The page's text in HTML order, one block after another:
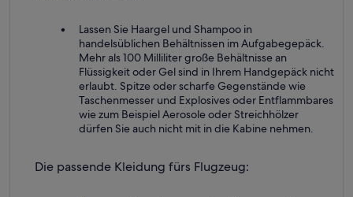
Lassen Sie Haargel und Shampoo in
handelsüblichen Behältnissen im Aufgabegepäck.
Mehr als 100 Milliliter große Behältnisse an
Flüssigkeit oder Gel sind in Ihrem Handgepäck nicht
erlaubt. Spitze oder scharfe Gegenstände wie
Taschenmesser und Explosives oder Entflammbares
wie zum Beispiel Aerosole oder Streichhölzer
dürfen Sie auch nicht mit in die Kabine nehmen.
Die passende Kleidung fürs Flugzeug: